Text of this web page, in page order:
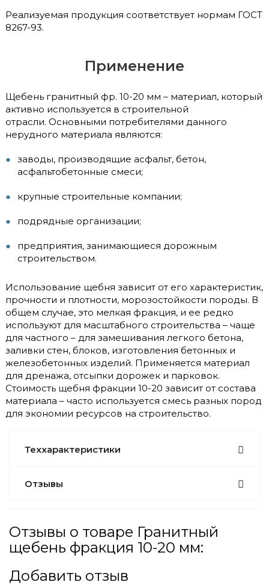
Реализуемая продукция соответствует нормам ГОСТ
8267-93.
Применение
Щебень гранитный фр. 10-20 мм – материал, который
активно используется в строительной
отрасли. Основными потребителями данного
нерудного материала являются:
заводы, производящие асфальт, бетон,
асфальтобетонные смеси;
крупные строительные компании;
подрядные организации;
предприятия, занимающиеся дорожным
строительством.
Использование щебня зависит от его характеристик,
прочности и плотности, морозостойкости породы. В
общем случае, это мелкая фракция, и ее редко
используют для масштабного строительства – чаще
для частного – для замешивания легкого бетона,
заливки стен, блоков, изготовления бетонных и
железобетонных изделий. Применяется материал
для дренажа, отсыпки дорожек и парковок.
Стоимость щебня фракции 10-20 зависит от состава
материала – часто используется смесь разных пород
для экономии ресурсов на строительство.
Теххарактеристики
Отзывы
Отзывы о товаре Гранитный
щебень фракция 10-20 мм:
Добавить отзыв